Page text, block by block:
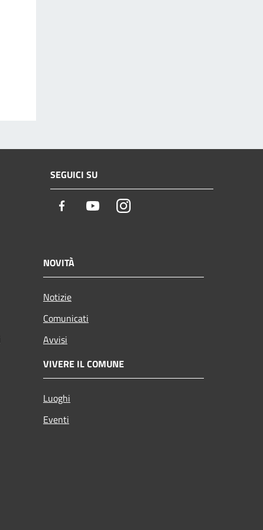
SEGUICI SU
Facebook YoutubeInstagram
NOVITÀ
Notizie
Comunicati
Avvisi
VIVERE IL COMUNE
Luoghi
Eventi